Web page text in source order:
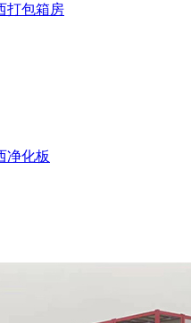
打包箱房
净化板